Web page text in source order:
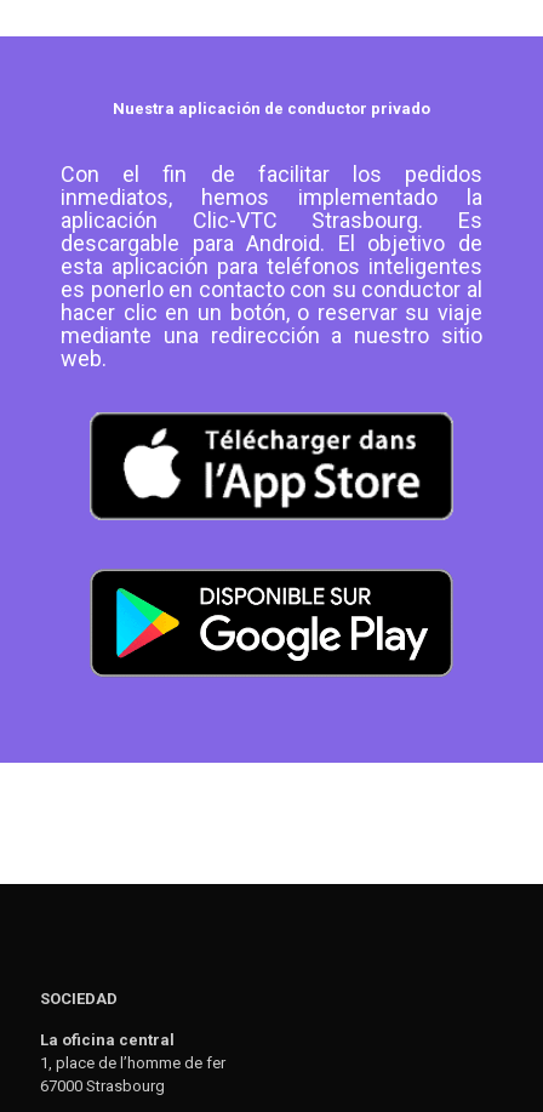
Nuestra aplicación de conductor privado
Con el fin de facilitar los pedidos
inmediatos, hemos implementado la
aplicación Clic-VTC Strasbourg. Es
descargable para Android. El objetivo de
esta aplicación para teléfonos inteligentes
es ponerlo en contacto con su conductor al
hacer clic en un botón, o reservar su viaje
mediante una redirección a nuestro sitio
web.
SOCIEDAD
La oficina central
1, place de l’homme de fer
67000 Strasbourg